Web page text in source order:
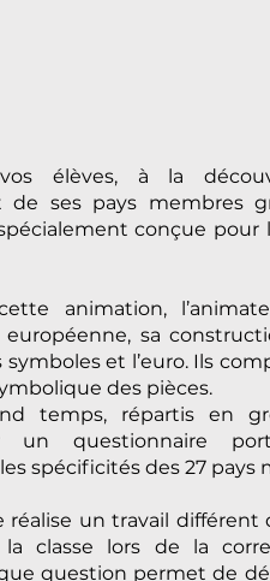
élèves, à la
de ses pays membres
conçue pour
animation,
européenne, sa
symboles et l’euro. Ils
des pièces.
temps, répartis en
un questionnaire
spécificités des 27 pays
réalise un travail différent
la classe lors de la
question permet de